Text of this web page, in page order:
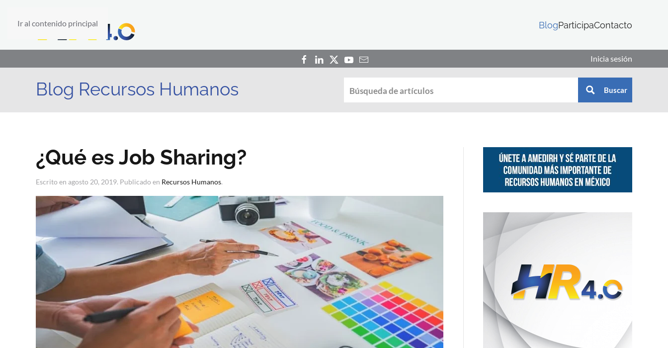
Ir al contenido principal BlogParticipaContacto
Inicia sesión
Blog Recursos Humanos Buscar
¿Qué es Job Sharing?
Escrito en agosto 20, 2019. Publicado en Recursos Humanos.